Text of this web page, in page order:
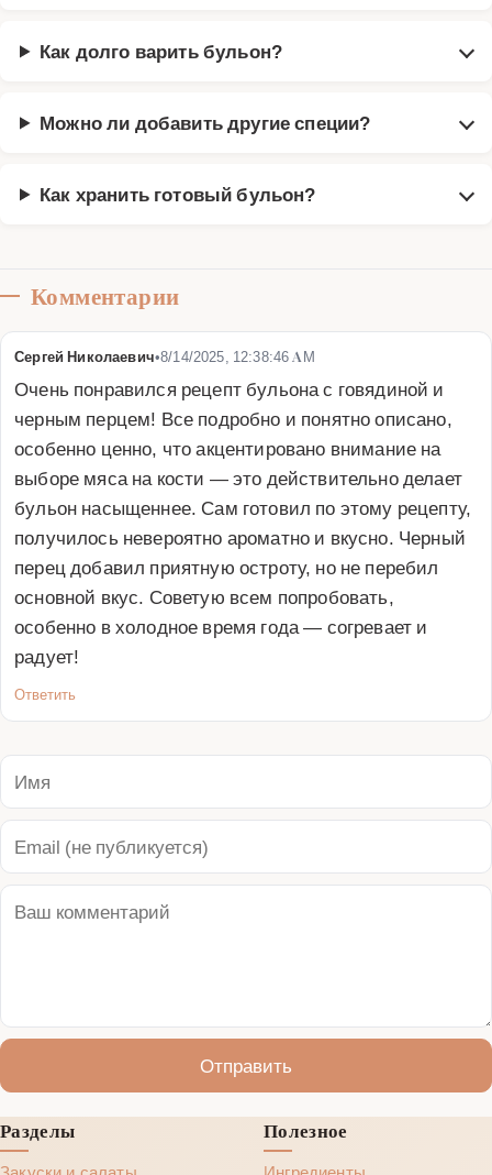
Как долго варить бульон?
Можно ли добавить другие специи?
Как хранить готовый бульон?
Комментарии
Сергей Николаевич•8/14/2025, 12:38:46 AM
Очень понравился рецепт бульона с говядиной и
черным перцем! Все подробно и понятно описано,
особенно ценно, что акцентировано внимание на
выборе мяса на кости — это действительно делает
бульон насыщеннее. Сам готовил по этому рецепту,
получилось невероятно ароматно и вкусно. Черный
перец добавил приятную остроту, но не перебил
основной вкус. Советую всем попробовать,
особенно в холодное время года — согревает и
радует!
Ответить
Отправить
Разделы
Полезное